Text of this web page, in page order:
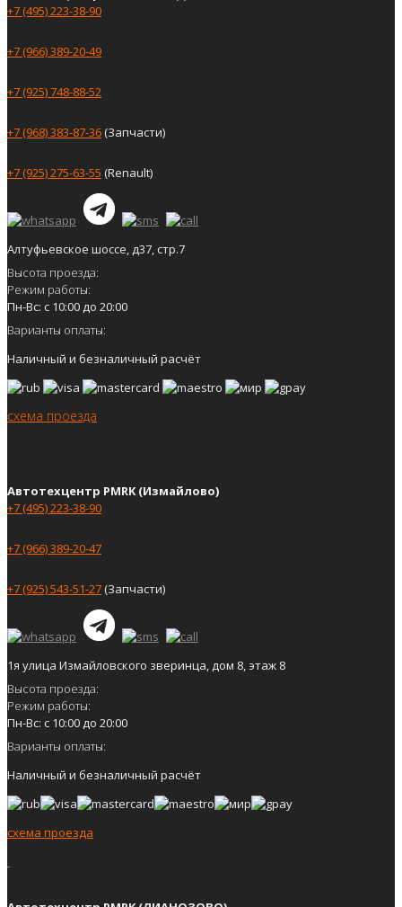
+7 (495) 223-38-90
+7 (966) 389-20-49
+7 (925) 748-88-52
+7 (968) 383-87-36(Запчасти)
+7 (925) 275-63-55 (Renault)
Алтуфьевское шоссе, д37, стр.7
Высота проезда:
Режим работы:
Пн-Вс: с 10:00 до 20:00
Варианты оплаты:
Наличный и безналичный расчёт
схема проезда
Автотехцентр PMRK (Измайлово)
+7 (495) 223-38-90
+7 (966) 389-20-47
+7 (925) 543-51-27(Запчасти)
1я улица Измайловского зверинца, дом 8, этаж 8
Высота проезда:
Режим работы:
Пн-Вс: с 10:00 до 20:00
Варианты оплаты:
Наличный и безналичный расчёт
схема проезда